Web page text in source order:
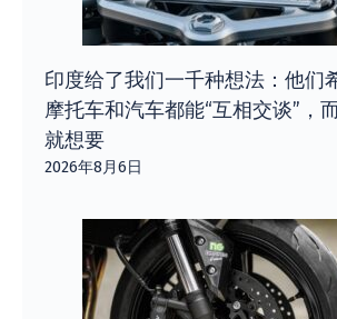
印度给了我们一千种想法：他们
摩托车和汽车都能“互相交谈”，
就想要
2026年8月6日